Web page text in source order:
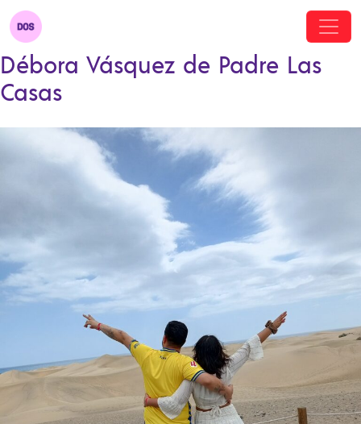
Débora Vásquez de Padre Las
Casas